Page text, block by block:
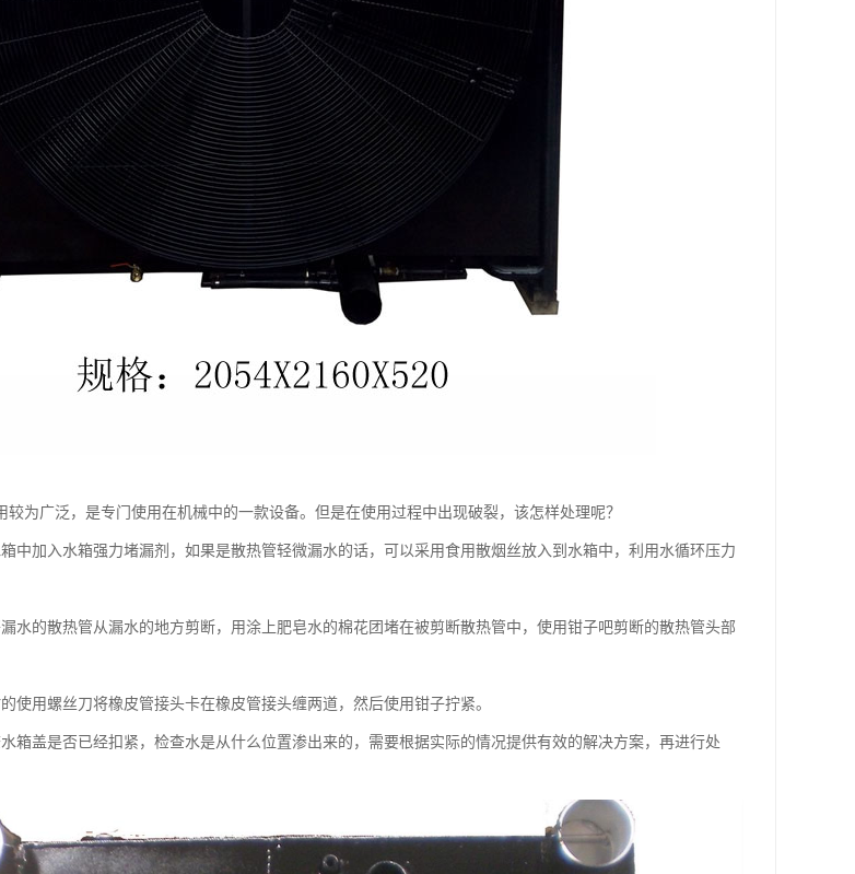
为广泛，是专门使用在机械中的一款设备。但是在使用过程中出现破裂，该怎样处理呢？
中加入水箱强力堵漏剂，如果是散热管轻微漏水的话，可以采用食用散烟丝放入到水箱中，利用水循环压力
水的散热管从漏水的地方剪断，用涂上肥皂水的棉花团堵在被剪断散热管中，使用钳子吧剪断的散热管头部
使用螺丝刀将橡皮管接头卡在橡皮管接头缠两道，然后使用钳子拧紧。
箱盖是否已经扣紧，检查水是从什么位置渗出来的，需要根据实际的情况提供有效的解决方案，再进行处